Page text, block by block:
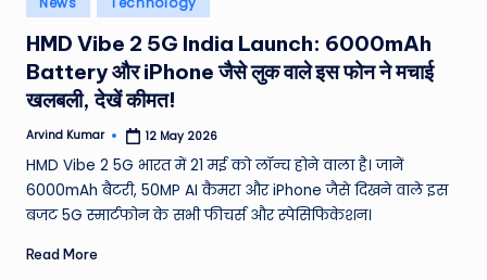
e
a
t
er
,
T
e
in
HMD Vibe 2 5G India Launch: 6000mAh
Battery और iPhone जैसे लुक वाले इस फोन ने मचाई
खलबली, देखें कीमत!
Posted
Arvind Kumar 12 May 2026
HMD Vibe 2 5G भारत में 21 मई को लॉन्च होने वाला है। जानें
6000mAh बैटरी, 50MP AI कैमरा और iPhone जैसे दिखने वाले इस
बजट 5G स्मार्टफोन के सभी फीचर्स और स्पेसिफिकेशन।
Read More